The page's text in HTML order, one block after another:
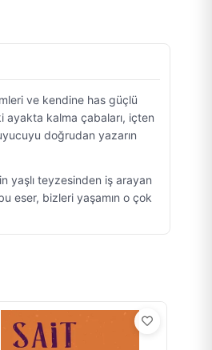
ve kendine has güçlü
ayakta kalma çabaları, içten
doğrudan yazarın
yaşlı teyzesinden iş arayan
eser, bizleri yaşamın o çok